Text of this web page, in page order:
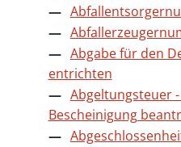
Abgabe für den
entrichten
Abgeltungsteuer
Bescheinigung